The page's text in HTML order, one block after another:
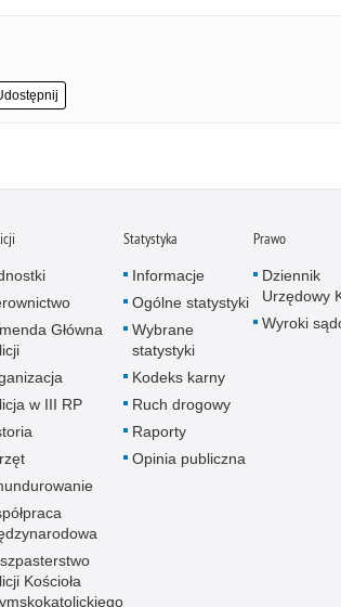
Główna
w III RP
Kościoła
Statystyka
Informacje
Ogólne statystyki
Wybrane
statystyki
Kodeks karny
Ruch drogowy
Raporty
Opinia publiczna
Prawo
Dziennik
Urzędowy
Wyroki